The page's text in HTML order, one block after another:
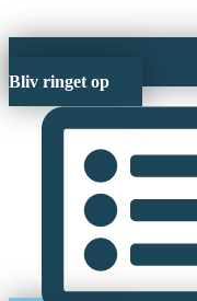
Bliv ringet op